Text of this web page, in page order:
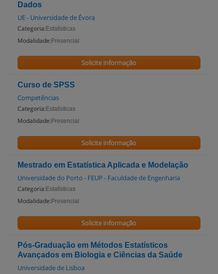
Dados
UE - Universidade de Évora
Categoria: Estatísticas
Modalidade: Presencial
Solicite informação
Curso de SPSS
Competências
Categoria: Estatísticas
Modalidade: Presencial
Solicite informação
Mestrado em Estatística Aplicada e Modelação
Universidade do Porto - FEUP - Faculdade de Engenharia
Categoria: Estatísticas
Modalidade: Presencial
Solicite informação
Pós-Graduação em Métodos Estatísticos
Avançados em Biologia e Ciências da Saúde
Universidade de Lisboa